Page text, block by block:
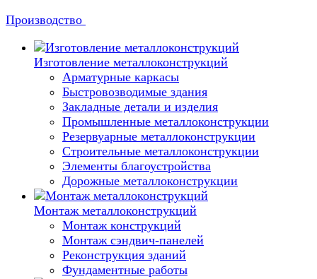
Производство
Изготовление металлоконструкций
Арматурные каркасы
Быстровозводимые здания
Закладные детали и изделия
Промышленные металлоконструкции
Резервуарные металлоконструкции
Строительные металлоконструкции
Элементы благоустройства
Дорожные металлоконструкции
Монтаж металлоконструкций
Монтаж конструкций
Монтаж сэндвич-панелей
Реконструкция зданий
Фундаментные работы